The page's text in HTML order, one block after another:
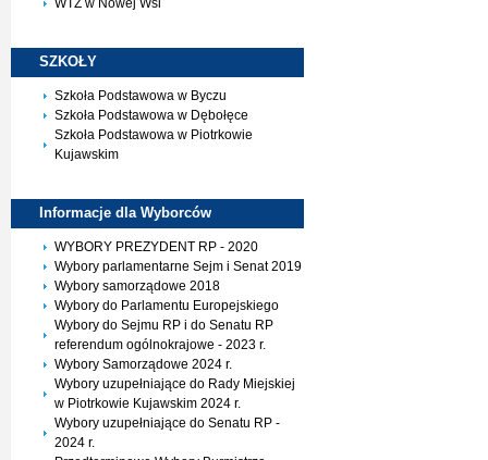
WTZ w Nowej Wsi
SZKOŁY
Szkoła Podstawowa w Byczu
Szkoła Podstawowa w Dębołęce
Szkoła Podstawowa w Piotrkowie
Kujawskim
Informacje dla Wyborców
WYBORY PREZYDENT RP - 2020
Wybory parlamentarne Sejm i Senat 2019
Wybory samorządowe 2018
Wybory do Parlamentu Europejskiego
Wybory do Sejmu RP i do Senatu RP
referendum ogólnokrajowe - 2023 r.
Wybory Samorządowe 2024 r.
Wybory uzupełniające do Rady Miejskiej
w Piotrkowie Kujawskim 2024 r.
Wybory uzupełniające do Senatu RP -
2024 r.